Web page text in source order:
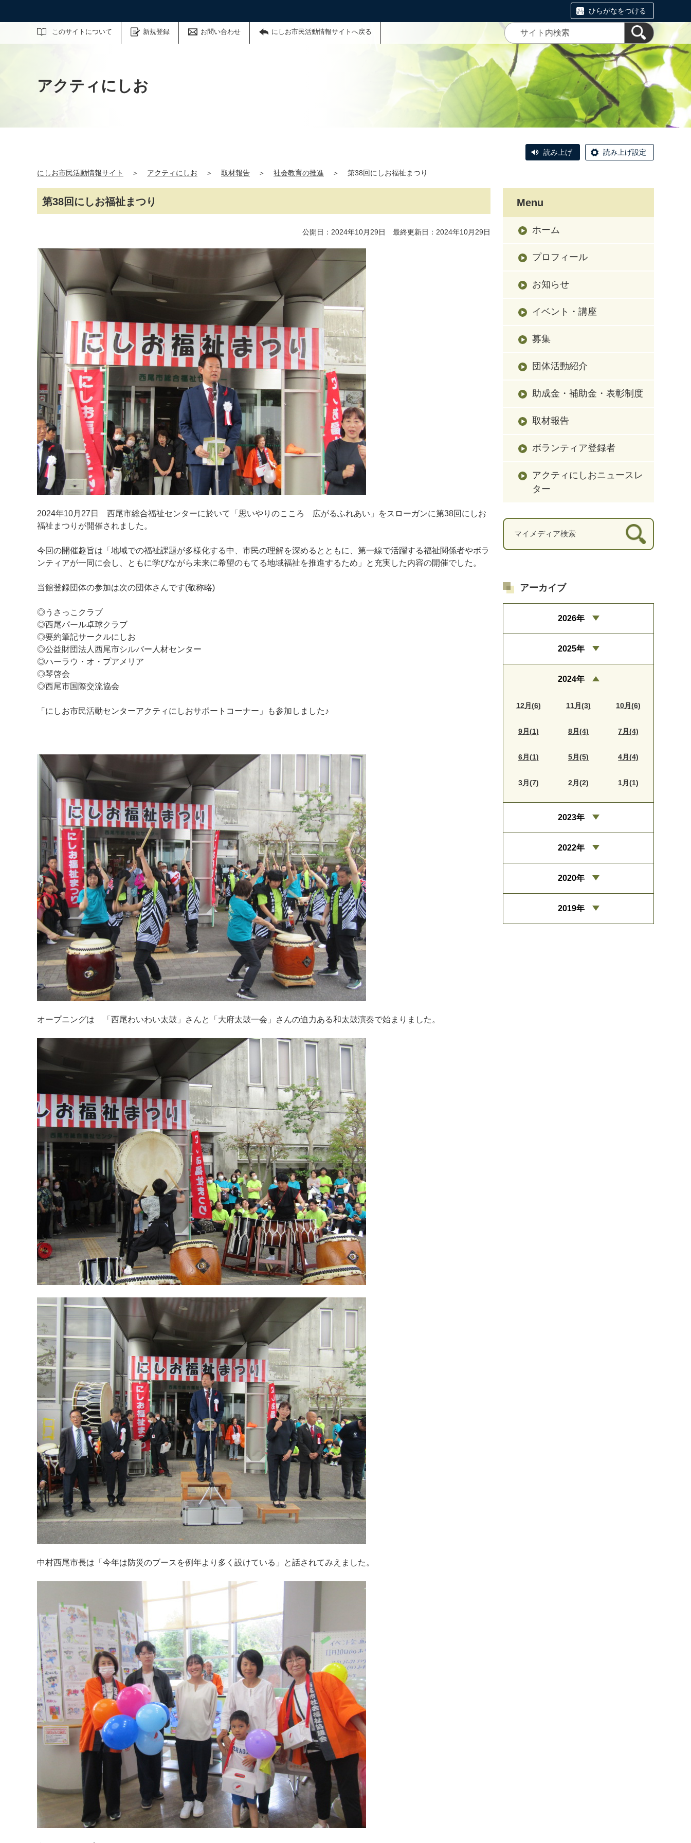
ひらがなをつける
このサイトについて 新規登録 お問い合わせ にしお市民活動情報サイトへ戻る
サイト内検索
アクティにしお
読み上げ 読み上げ設定
にしお市民活動情報サイト ＞ アクティにしお ＞ 取材報告 ＞ 社会教育の推進 ＞ 第38回にしお福祉まつり
第38回にしお福祉まつり
公開日：2024年10月29日 最終更新日：2024年10月29日
2024年10月27日 西尾市総合福祉センターに於いて「思いやりのこころ 広がるふれあい」をスローガンに第38回にしお
福祉まつりが開催されました。
今回の開催趣旨は「地域での福祉課題が多様化する中、市民の理解を深めるとともに、第一線で活躍する福祉関係者やボラ
ンティアが一同に会し、ともに学びながら未来に希望のもてる地域福祉を推進するため」と充実した内容の開催でした。
当館登録団体の参加は次の団体さんです(敬称略)
◎うさっこクラブ
◎西尾パール卓球クラブ
◎要約筆記サークルにしお
◎公益財団法人西尾市シルバー人材センター
◎ハーラウ・オ・プアメリア
◎琴啓会
◎西尾市国際交流協会
「にしお市民活動センターアクティにしおサポートコーナー」も参加しました♪
オープニングは 「西尾わいわい太鼓」さんと「大府太鼓一会」さんの迫力ある和太鼓演奏で始まりました。
中村西尾市長は「今年は防災のブースを例年より多く設けている」と話されてみえました。
Menu
ホーム
プロフィール
お知らせ
イベント・講座
募集
団体活動紹介
助成金・補助金・表彰制度
取材報告
ボランティア登録者
アクティにしおニュースレ
ター
マイメディア検索
アーカイブ
2026年
2025年
2024年
12月(6) 11月(3) 10月(6)
9月(1) 8月(4) 7月(4)
6月(1) 5月(5) 4月(4)
3月(7) 2月(2) 1月(1)
2023年
2022年
2020年
2019年